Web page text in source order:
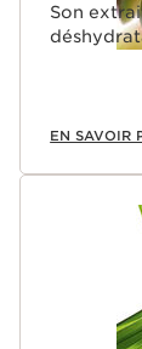
Son
EN SAVOIR